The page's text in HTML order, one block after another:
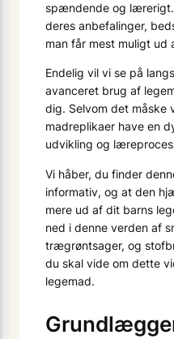
spændende og lærerigt.
deres anbefalinger,
man får mest muligt ud
Endelig vil vi se på
avanceret brug af
dig. Selvom det måske
madreplikaer have en
udvikling og
Vi håber, du finder
informativ, og at den
mere ud af dit barns
ned i denne verden af
trægrøntsager, og
du skal vide om dette
legemad.